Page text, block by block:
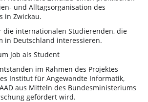
und Alltagsorganisation des
in Zwickau.
die internationalen Studierenden, die
in Deutschland interessieren.
Job als Student
im Rahmen des Projektes
Institut für Angewandte Informatik,
aus Mitteln des Bundesministeriums
gefördert wird.